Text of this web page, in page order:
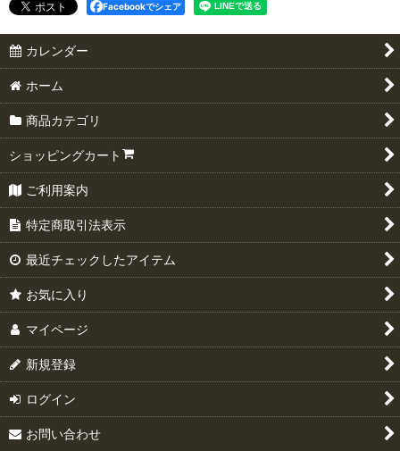
Facebookでシェア
カレンダー
ホーム
商品カテゴリ
ショッピングカート
ご利用案内
特定商取引法表示
最近チェックしたアイテム
お気に入り
マイページ
新規登録
ログイン
お問い合わせ